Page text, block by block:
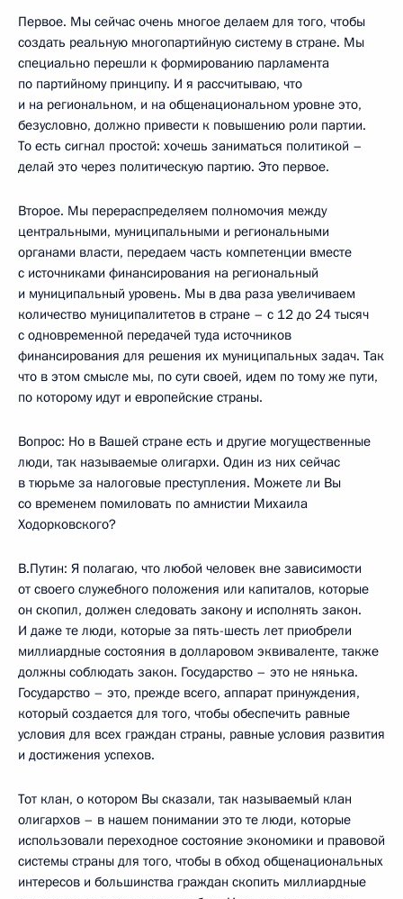
Первое. Мы сейчас очень многое делаем для того, чтобы
создать реальную многопартийную систему в стране. Мы
специально перешли к формированию парламента
по партийному принципу. И я рассчитываю, что
и на региональном, и на общенациональном уровне это,
безусловно, должно привести к повышению роли партии.
То есть сигнал простой: хочешь заниматься политикой –
делай это через политическую партию. Это первое.
Второе. Мы перераспределяем полномочия между
центральными, муниципальными и региональными
органами власти, передаем часть компетенции вместе
с источниками финансирования на региональный
и муниципальный уровень. Мы в два раза увеличиваем
количество муниципалитетов в стране – с 12 до 24 тысяч
с одновременной передачей туда источников
финансирования для решения их муниципальных задач. Так
что в этом смысле мы, по сути своей, идем по тому же пути,
по которому идут и европейские страны.
Вопрос: Но в Вашей стране есть и другие могущественные
люди, так называемые олигархи. Один из них сейчас
в тюрьме за налоговые преступления. Можете ли Вы
со временем помиловать по амнистии Михаила
Ходорковского?
В.Путин: Я полагаю, что любой человек вне зависимости
от своего служебного положения или капиталов, которые
он скопил, должен следовать закону и исполнять закон.
И даже те люди, которые за пять-шесть лет приобрели
миллиардные состояния в долларовом эквиваленте, также
должны соблюдать закон. Государство – это не нянька.
Государство – это, прежде всего, аппарат принуждения,
который создается для того, чтобы обеспечить равные
условия для всех граждан страны, равные условия развития
и достижения успехов.
Тот клан, о котором Вы сказали, так называемый клан
олигархов – в нашем понимании это те люди, которые
использовали переходное состояние экономики и правовой
системы страны для того, чтобы в обход общенациональных
интересов и большинства граждан скопить миллиардные